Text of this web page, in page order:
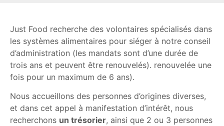
Just Food recherche des volontaires spécialisés dans
les systèmes alimentaires pour siéger à notre conseil
d’administration (les mandats sont d’une durée de
trois ans et peuvent être renouvelés). renouvelée une
fois pour un maximum de 6 ans).
Nous accueillons des personnes d’origines diverses,
et dans cet appel à manifestation d’intérêt, nous
recherchons un trésorier, ainsi que 2 ou 3 personnes